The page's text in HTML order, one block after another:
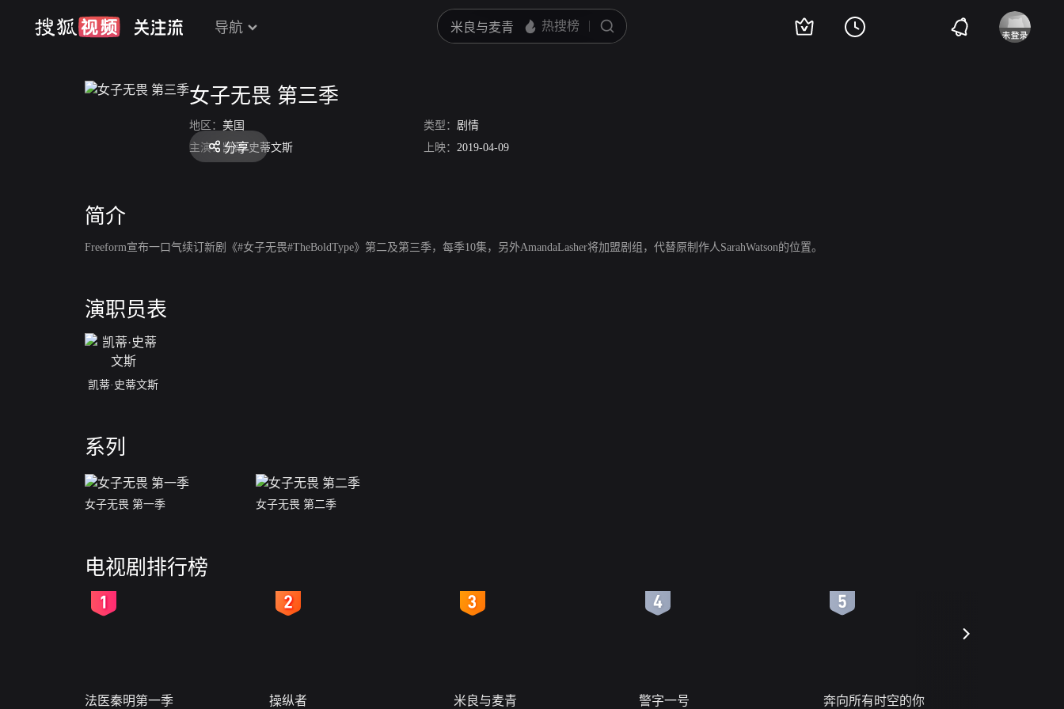
导航
女子无畏 第三季
地区： 美国 类型： 剧情
主演： 凯蒂·史蒂文斯 上映： 2019-04-09
分享
简介
Freeform宣布一口气续订新剧《#女子无畏#TheBoldType》第二及第三季，每季10集，另外AmandaLasher将加盟剧组，代替原制作人SarahWatson的位置。
演职员表
凯蒂·史蒂文斯
系列
女子无畏 第一季 女子无畏 第二季
电视剧排行榜
法医秦明第一季 操纵者 米良与麦青 警字一号 奔向所有时空的你